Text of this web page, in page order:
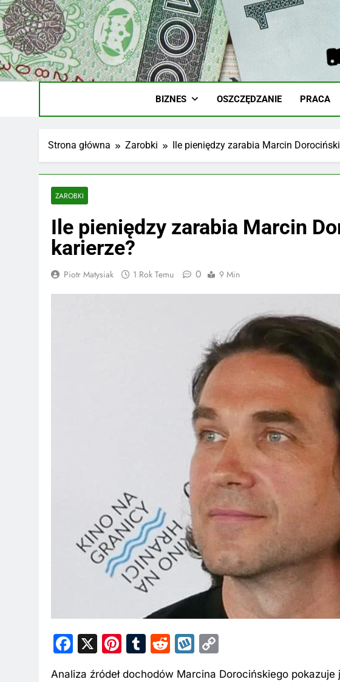
Skip
to
content
Ile-
Zarobki Gwiazd,
BIZNES OSZCZĘDZANIE PRACA
Strona główna Zarobki Ile pieniędzy zarabia Marcin
ZAROBKI
Ile pieniędzy zarabia Marcin
karierze?
Piotr Matysiak 1 Rok Temu 0 9 Min
Facebook
X Pinterest
Tumblr
RedditWykop
Analiza źródeł dochodów Marcina Dorocińskiego